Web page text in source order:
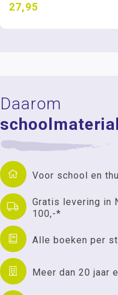
27,95
Daarom
Voor school en
Gratis levering in
100,-*
Alle boeken per
Meer dan 20 jaar